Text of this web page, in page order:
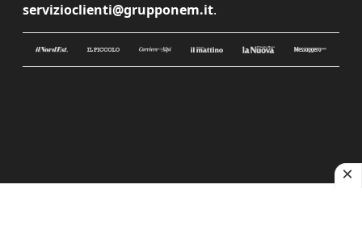
servizioclienti@grupponem.it.